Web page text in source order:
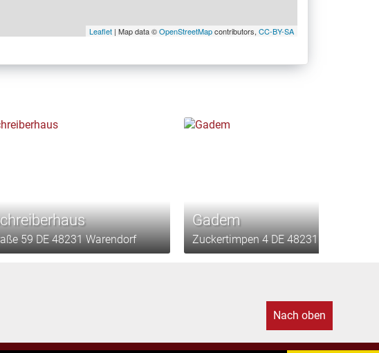
Leaflet | Map data ©OpenStreetMapcontributors, CC-BY-SA
59 DE 48231 Warendorf
Gadem
Zuckertimpen 4 DE 48231 Warendorf
Nach oben